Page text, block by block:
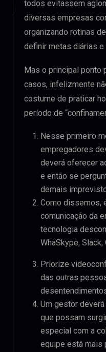
todos evitassem
diversas empresas
organizando rotinas
definir metas diárias e
Mas o principal ponto
casos, infelizmente
costume de praticar
período de
Nesse primeiro
empregadores
deverá oferecer
e então se
demais
Como dissemos,
comunicação da
tecnologia
WhaSkype,
Priorize
das outras
Um gestor
que possam
especial com a
equipe está mais